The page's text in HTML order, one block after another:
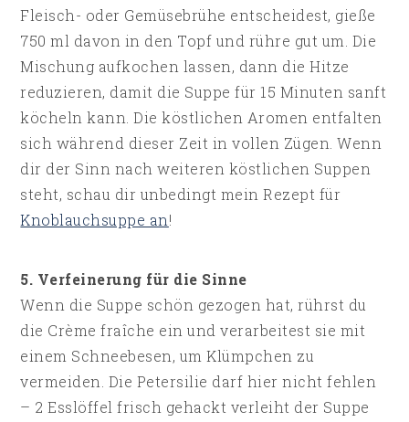
Fleisch- oder Gemüsebrühe entscheidest, gieße
750 ml davon in den Topf und rühre gut um. Die
Mischung aufkochen lassen, dann die Hitze
reduzieren, damit die Suppe für 15 Minuten sanft
köcheln kann. Die köstlichen Aromen entfalten
sich während dieser Zeit in vollen Zügen. Wenn
dir der Sinn nach weiteren köstlichen Suppen
steht, schau dir unbedingt mein Rezept für
Knoblauchsuppe an!
5. Verfeinerung für die Sinne
Wenn die Suppe schön gezogen hat, rührst du
die Crème fraîche ein und verarbeitest sie mit
einem Schneebesen, um Klümpchen zu
vermeiden. Die Petersilie darf hier nicht fehlen
– 2 Esslöffel frisch gehackt verleiht der Suppe